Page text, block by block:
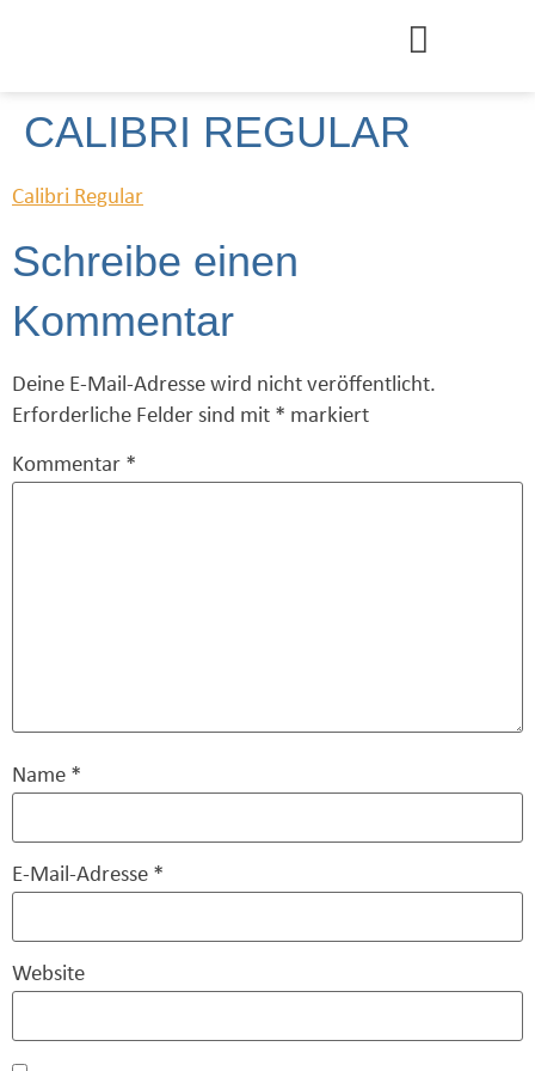
CALIBRI REGULAR
Calibri Regular
Schreibe einen
Kommentar
Deine E-Mail-Adresse wird nicht veröffentlicht.
Erforderliche Felder sind mit * markiert
Kommentar *
Name *
E-Mail-Adresse *
Website